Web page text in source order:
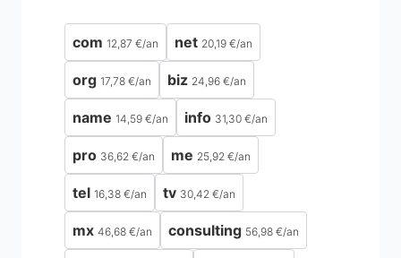
com 12,87 €/an net 20,19 €/an
org 17,78 €/an biz 24,96 €/an
name 14,59 €/an info 31,30 €/an
pro 36,62 €/an me 25,92 €/an
tel 16,38 €/an tv 30,42 €/an
mx 46,68 €/an consulting 56,98 €/an